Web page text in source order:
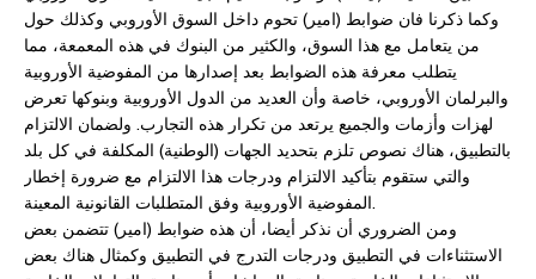
وكما ذكرنا فان ضوابط (امير) تحوم داخل السوق الأوروبي وكذلك حول
من يتعامل مع هذا السوق، والكثير من البنوك في هذه المعمعة، مما
يتطلب معرفة هذه الضوابط بعد إصدارها من المفوضية الأوروبية
والبرلمان الأوروبي، خاصة وأن العديد من الدول الأوروبية وبنوكها تعرض
لهزات وأزمات والجميع يرتعد من تكرار هذه التجارب. ولضمان الالتزام
بالتطبيق، هناك نصوص تلزم بتحديد الجهات (الوطنية) المكلفة في كل بلد
والتي ستقوم بتأكيد الالتزام ودرجات هذا الالتزام مع ضرورة إخطار
المفوضية الأوروبية وفق المتطلبات القانونية المعينة.
ومن الضروري أن نذكر أيضا، أن هذه ضوابط (امير) تتضمن بعض
الاستثناءات في التطبيق ودرجات التدرج في التطبيق وكمثال هناك بعض